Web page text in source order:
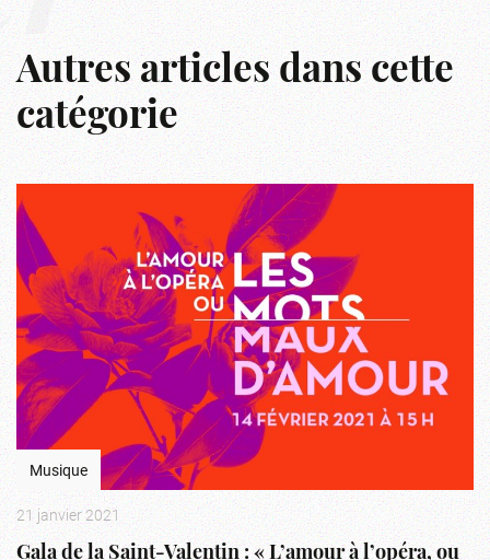
Autres articles dans cette
catégorie
Musique
21 janvier 2021
Gala de la Saint-Valentin : « L’amour à l’opéra, ou